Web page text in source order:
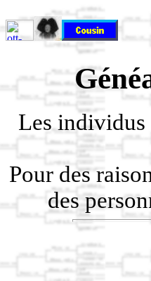
Les
Pour des
des